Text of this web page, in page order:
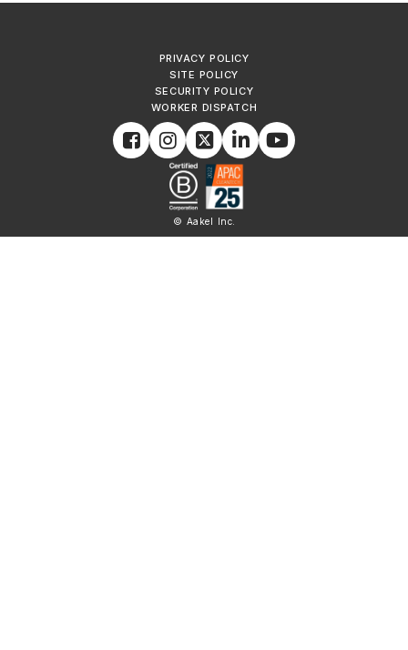
PRIVACY POLICY
SITE POLICY
SECURITY POLICY
WORKER DISPATCH
© Aakel Inc.